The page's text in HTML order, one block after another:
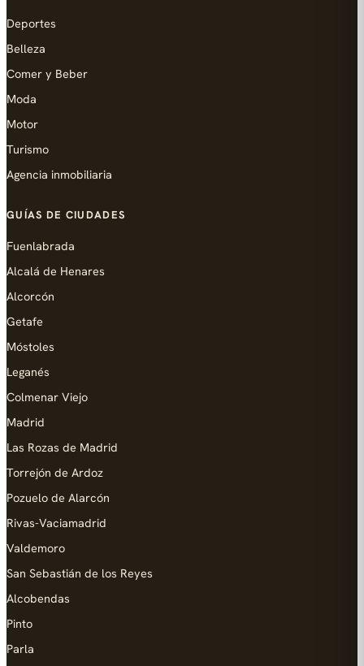
Deportes
Belleza
Comer y Beber
Moda
Motor
Turismo
Agencia inmobiliaria
GUÍAS DE CIUDADES
Fuenlabrada
Alcalá de Henares
Alcorcón
Getafe
Móstoles
Leganés
Colmenar Viejo
Madrid
Las Rozas de Madrid
Torrejón de Ardoz
Pozuelo de Alarcón
Rivas-Vaciamadrid
Valdemoro
San Sebastián de los Reyes
Alcobendas
Pinto
Parla